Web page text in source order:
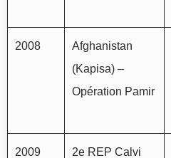
2008
Afghanistan
(Kapisa) –
Opération Pamir
2009 2e REP Calvi